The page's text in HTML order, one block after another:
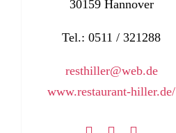
30159 Hannover
Tel.: 0511 / 321288
resthiller@web.de
www.restaurant-hiller.de/